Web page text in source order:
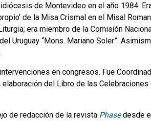
de Montevideo en el año 1984.
de la Misa Crismal en el Misal
era miembro de la Comisión
Uruguay “Mons. Mariano Soler”.
en congresos. Fue
del Libro de las
de redacción de la revista Phasedesde